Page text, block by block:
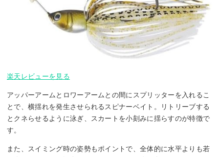
楽天レビューを見る
アッパーアームとロワーアームとの間にスプリッターを入れるこ
とで、横揺れを発生させられるスピナーベイト。リトリーブする
とクネらせるように泳ぎ、スカートを小刻みに揺らすのが特徴で
す。
また、スイミング時の姿勢もポイントで、全体的に水平よりも若